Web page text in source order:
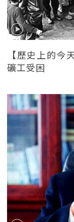
【歷史上的
礦工受困